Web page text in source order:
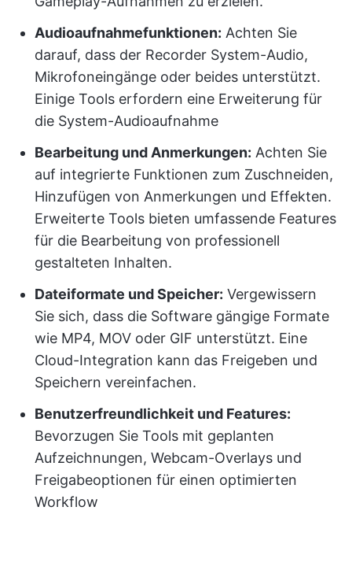
Audioaufnahmefunktionen: Achten Sie
darauf, dass der Recorder System-Audio,
Mikrofoneingänge oder beides unterstützt.
Einige Tools erfordern eine Erweiterung für
die System-Audioaufnahme
Bearbeitung und Anmerkungen: Achten Sie
auf integrierte Funktionen zum Zuschneiden,
Hinzufügen von Anmerkungen und Effekten.
Erweiterte Tools bieten umfassende Features
für die Bearbeitung von professionell
gestalteten Inhalten.
Dateiformate und Speicher: Vergewissern
Sie sich, dass die Software gängige Formate
wie MP4, MOV oder GIF unterstützt. Eine
Cloud-Integration kann das Freigeben und
Speichern vereinfachen.
Benutzerfreundlichkeit und Features:
Bevorzugen Sie Tools mit geplanten
Aufzeichnungen, Webcam-Overlays und
Freigabeoptionen für einen optimierten
Workflow